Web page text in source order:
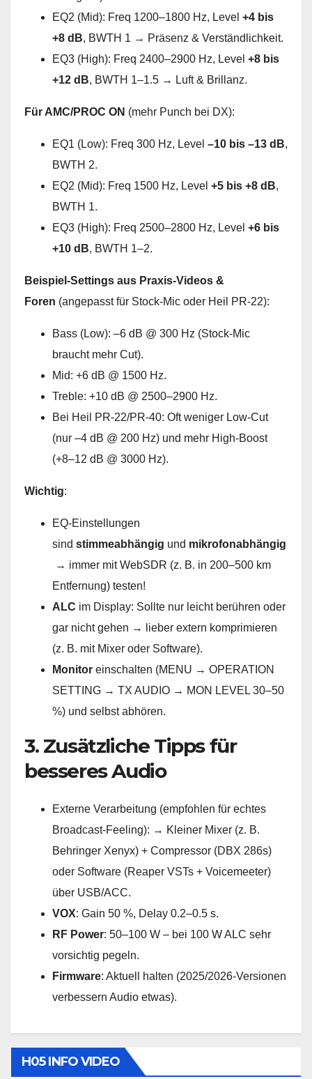
EQ2 (Mid): Freq 1200–1800 Hz, Level +4 bis
+8 dB, BWTH 1 → Präsenz & Verständlichkeit.
EQ3 (High): Freq 2400–2900 Hz, Level +8 bis
+12 dB, BWTH 1–1.5 → Luft & Brillanz.
Für AMC/PROC ON (mehr Punch bei DX):
EQ1 (Low): Freq 300 Hz, Level –10 bis –13 dB,
BWTH 2.
EQ2 (Mid): Freq 1500 Hz, Level +5 bis +8 dB,
BWTH 1.
EQ3 (High): Freq 2500–2800 Hz, Level +6 bis
+10 dB, BWTH 1–2.
Beispiel-Settings aus Praxis-Videos &
Foren (angepasst für Stock-Mic oder Heil PR-22):
Bass (Low): –6 dB @ 300 Hz (Stock-Mic
braucht mehr Cut).
Mid: +6 dB @ 1500 Hz.
Treble: +10 dB @ 2500–2900 Hz.
Bei Heil PR-22/PR-40: Oft weniger Low-Cut
(nur –4 dB @ 200 Hz) und mehr High-Boost
(+8–12 dB @ 3000 Hz).
Wichtig:
EQ-Einstellungen
sind stimmeabhängig und mikrofonabhängig
→ immer mit WebSDR (z. B. in 200–500 km
Entfernung) testen!
ALC im Display: Sollte nur leicht berühren oder
gar nicht gehen → lieber extern komprimieren
(z. B. mit Mixer oder Software).
Monitor einschalten (MENU → OPERATION
SETTING → TX AUDIO → MON LEVEL 30–50
%) und selbst abhören.
3. Zusätzliche Tipps für
besseres Audio
Externe Verarbeitung (empfohlen für echtes
Broadcast-Feeling): → Kleiner Mixer (z. B.
Behringer Xenyx) + Compressor (DBX 286s)
oder Software (Reaper VSTs + Voicemeeter)
über USB/ACC.
VOX: Gain 50 %, Delay 0.2–0.5 s.
RF Power: 50–100 W – bei 100 W ALC sehr
vorsichtig pegeln.
Firmware: Aktuell halten (2025/2026-Versionen
verbessern Audio etwas).
H05 INFO VIDEO